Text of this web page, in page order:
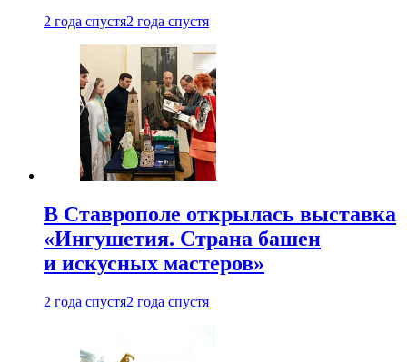
2 года спустя2 года спустя
В Ставрополе открылась выставка
«Ингушетия. Страна башен
и искусных мастеров»
2 года спустя2 года спустя